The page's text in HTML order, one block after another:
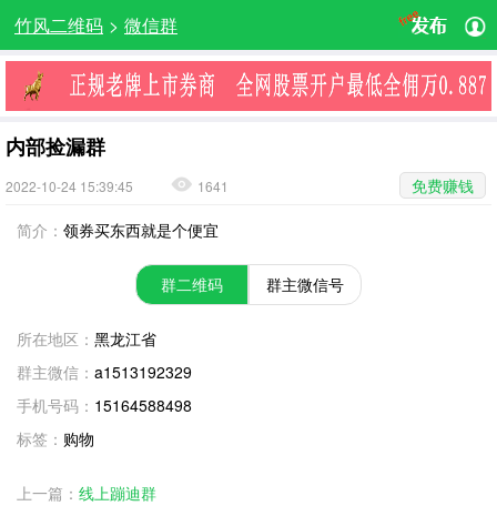
竹风二维码 > 微信群
内部捡漏群
2022-10-24 15:39:45 1641
免费赚钱
简介： 领券买东西就是个便宜
群二维码 群主微信号
所在地区： 黑龙江省
群主微信： a1513192329
手机号码： 15164588498
标签： 购物
上一篇： 线上蹦迪群